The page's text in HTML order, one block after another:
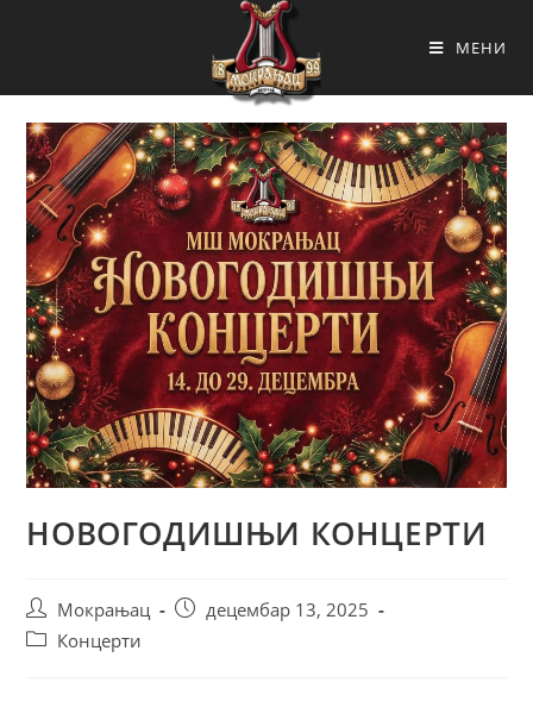
МЕНИ
НОВОГОДИШЊИ КОНЦЕРТИ
Мокрањац
децембар 13, 2025
Концерти